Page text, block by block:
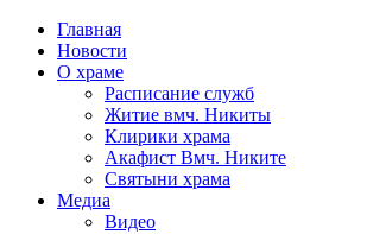
Главная
Новости
О храме
Расписание служб
Житие вмч. Никиты
Клирики храма
Акафист Вмч. Никите
Святыни храма
Медиа
Видео